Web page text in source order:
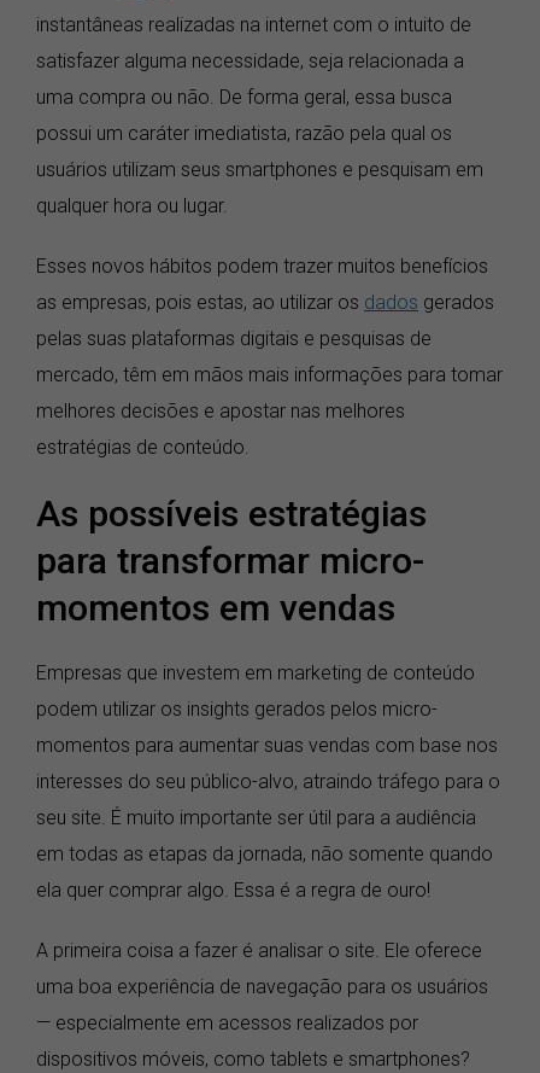
instantâneas realizadas na internet com o intuito de
satisfazer alguma necessidade, seja relacionada a
uma compra ou não. De forma geral, essa busca
possui um caráter imediatista, razão pela qual os
usuários utilizam seus smartphones e pesquisam em
qualquer hora ou lugar.
Esses novos hábitos podem trazer muitos benefícios
as empresas, pois estas, ao utilizar os dados gerados
pelas suas plataformas digitais e pesquisas de
mercado, têm em mãos mais informações para tomar
melhores decisões e apostar nas melhores
estratégias de conteúdo.
As possíveis estratégias
para transformar micro-
momentos em vendas
Empresas que investem em marketing de conteúdo
podem utilizar os insights gerados pelos micro-
momentos para aumentar suas vendas com base nos
interesses do seu público-alvo, atraindo tráfego para o
seu site. É muito importante ser útil para a audiência
em todas as etapas da jornada, não somente quando
ela quer comprar algo. Essa é a regra de ouro!
A primeira coisa a fazer é analisar o site. Ele oferece
uma boa experiência de navegação para os usuários
— especialmente em acessos realizados por
dispositivos móveis, como tablets e smartphones?